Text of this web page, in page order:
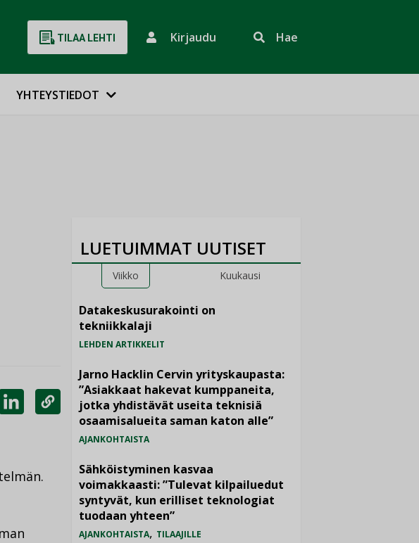
TILAA LEHTI Kirjaudu Hae
YHTEYSTIEDOT
LINKEDINISSÄ
KOPIOI
LINKKI
LUETUIMMAT UUTISET
Viikko Kuukausi
Datakeskusurakointi on
tekniikkalaji
LEHDEN ARTIKKELIT
Jarno Hacklin Cervin yrityskaupasta:
”Asiakkaat hakevat kumppaneita,
jotka yhdistävät useita teknisiä
osaamisalueita saman katon alle”
AJANKOHTAISTA
Sähköistyminen kasvaa
voimakkaasti: ”Tulevat kilpailuedut
syntyvät, kun erilliset teknologiat
tuodaan yhteen”
AJANKOHTAISTA, TILAAJILLE